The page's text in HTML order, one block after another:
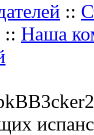
::
:: Наша